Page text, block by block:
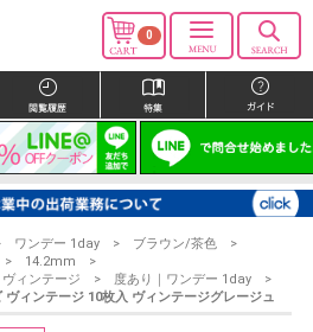
0
ワンデー 1day
ブラウン/茶色
14.2mm
ィンテージ
度あり｜ワンデー 1day
ィンテージ 10枚入 ヴィンテージグレージュ